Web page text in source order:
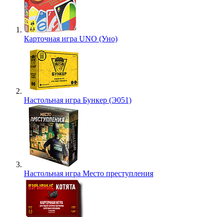
Карточная игра UNO (Уно)
Настольная игра Бункер (Э051)
Настольная игра Место преступления